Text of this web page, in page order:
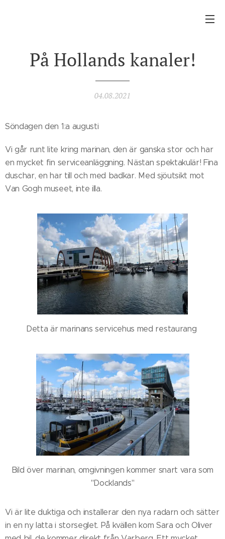
På Hollands kanaler!
04.08.2021
Söndagen den 1:a augusti
Vi går runt lite kring marinan, den är ganska stor och har
en mycket fin serviceanläggning. Nästan spektakulär! Fina
duschar, en har till och med badkar. Med sjöutsikt mot
Van Gogh museet, inte illa.
Detta är marinans servicehus med restaurang
Bild över marinan, omgivningen kommer snart vara som
"Docklands"
Vi är lite duktiga och installerar den nya radarn och sätter
in en ny latta i storseglet. På kvällen kom Sara och Oliver